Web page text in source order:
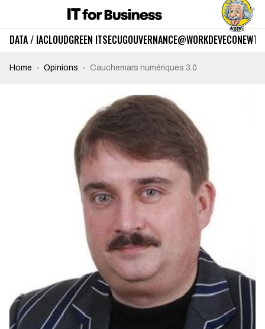
DATA / IACLOUDGREEN ITSECUGOUVERNANCE@WORKDEVECO
Home Opinions Cauchemars numériques 3.0